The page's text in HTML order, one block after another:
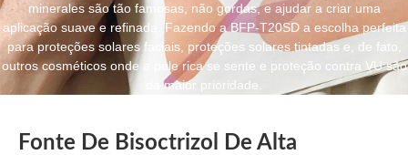
minerales são tão famosas, não gordas, e ajudar a criar uma
aplicação suave e refinada. Fazendo a BFP-T20SD a escolha perfeita
para proteções solares faciais, proteções solares tintadas e, de fato,
outros cosméticos onde a pele rica se sente e proteção contra VU são
da maior prioridade.
Fonte De Bisoctrizol De Alta